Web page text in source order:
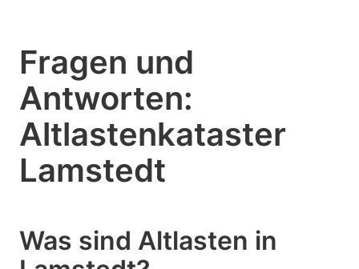
Fragen und
Antworten:
Altlastenkataster
Lamstedt
Was sind Altlasten in